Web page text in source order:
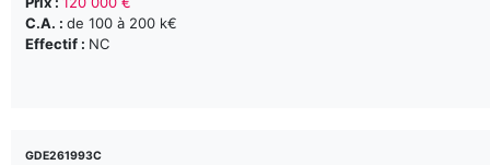
C.A. :de 100 à 200 k€
Effectif : NC
GDE261993C